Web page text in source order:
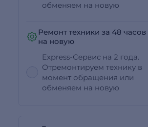
обменяем на новую
Ремонт техники за 48
на новую
Express-Сервис на 2 года.
Отремонтируем технику в
момент обращения или
обменяем на новую